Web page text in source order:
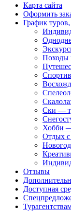
Карта сайта
Оформить
График
Походы
Ски —
Хобби
Отдых с
Отзывы
Доступная